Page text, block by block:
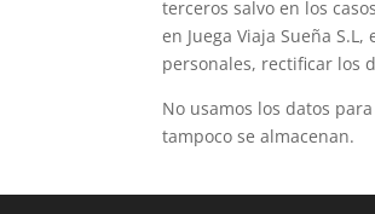
terceros salvo en los
en Juega Viaja Sueña
personales, rectificar los
No usamos los datos
tampoco se almacenan.